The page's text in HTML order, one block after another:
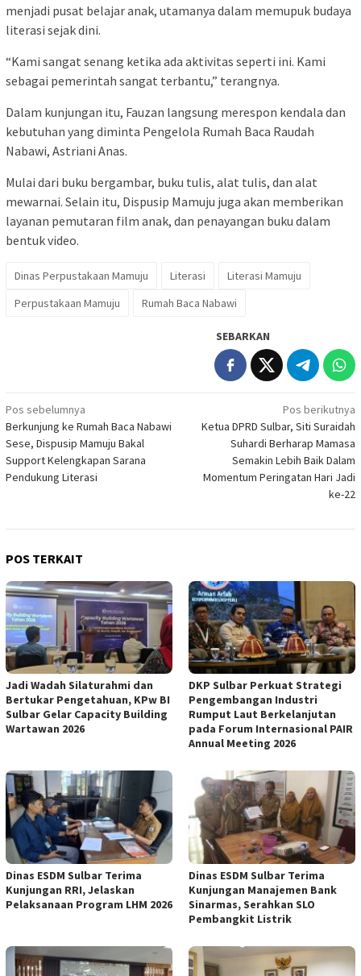
menjadi pusat belajar anak, utamanya dalam memupuk budaya
literasi sejak dini.
“Kami sangat senang ketika ada aktivitas seperti ini. Kami
sebagai pemerintah sangat terbantu,” terangnya.
Dalam kunjungan itu, Fauzan langsung merespon kendala dan
kebutuhan yang diminta Pengelola Rumah Baca Raudah
Nabawi, Astriani Anas.
Mulai dari buku bergambar, buku tulis, alat tulis, dan alat
mewarnai. Selain itu, Dispusip Mamuju juga akan memberikan
layanan pemutaran film anak, dan penayangan buku dalam
bentuk video.
Dinas Perpustakaan Mamuju Literasi
Literasi Mamuju
Perpustakaan Mamuju
Rumah Baca Nabawi
SEBARKAN
Navigasi
pos
Pos sebelumnya
Berkunjung ke Rumah Baca Nabawi
Sese, Dispusip Mamuju Bakal
Support Kelengkapan Sarana
Pendukung Literasi
Pos berikutnya
Ketua DPRD Sulbar, Siti Suraidah
Suhardi Berharap Mamasa
Semakin Lebih Baik Dalam
Momentum Peringatan Hari Jadi
ke-22
POS TERKAIT
Jadi Wadah Silaturahmi dan
Bertukar Pengetahuan, KPw BI
Sulbar Gelar Capacity Building
Wartawan 2026
DKP Sulbar Perkuat Strategi
Pengembangan Industri
Rumput Laut Berkelanjutan
pada Forum Internasional PAIR
Annual Meeting 2026
Dinas ESDM Sulbar Terima
Kunjungan RRI, Jelaskan
Pelaksanaan Program LHM 2026
Dinas ESDM Sulbar Terima
Kunjungan Manajemen Bank
Sinarmas, Serahkan SLO
Pembangkit Listrik